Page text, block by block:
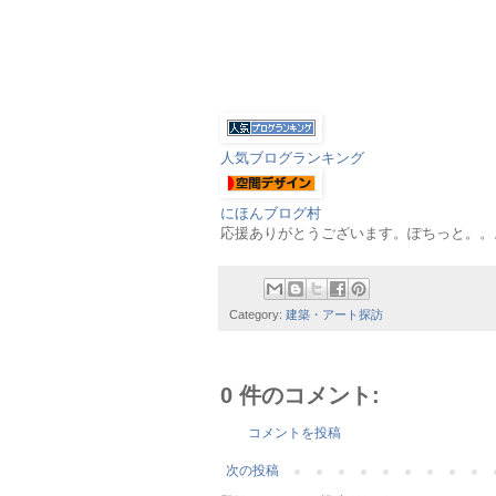
人気ブログランキング
にほんブログ村
応援ありがとうございます。ぽちっと。
Category: 建築・アート探訪
0 件のコメント:
コメントを投稿
次の投稿